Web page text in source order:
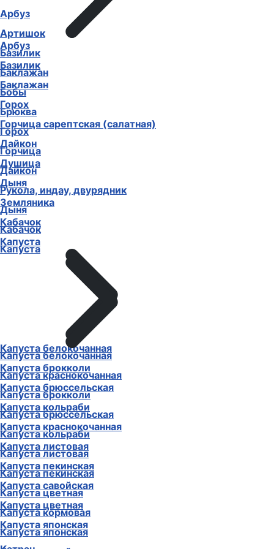
Арбуз
Базилик
Баклажан
Горох
Горчица сарептская (салатная)
Дайкон
Душица
Дыня
Земляника
Кабачок
Капуста
Капуста белокочанная
Капуста брокколи
Капуста брюссельская
Капуста кольраби
Капуста краснокочанная
Капуста листовая
Капуста пекинская
Капуста савойская
Капуста цветная
Капуста японская
Арбуз
Артишок
Базилик
Баклажан
Бобы
Брюква
Горох
Горчица
Дайкон
Рукола, индау, двурядник
Дыня
Кабачок
Капуста
Капуста белокочанная
Капуста краснокочанная
Капуста брокколи
Капуста брюссельская
Капуста кольраби
Капуста листовая
Капуста пекинская
Капуста цветная
Капуста кормовая
Капуста японская